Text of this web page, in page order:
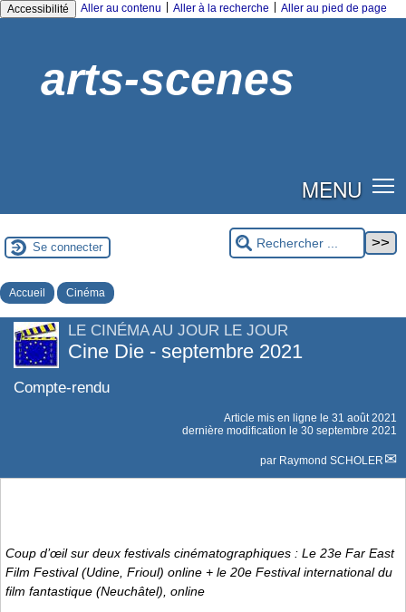
Accessibilité Aller au contenu Aller à la recherche Aller au pied de page
arts-scenes
MENU
Se connecter
Accueil Cinéma
LE CINÉMA AU JOUR LE JOUR
Cine Die - septembre 2021
Compte-rendu
Article mis en ligne le 31 août 2021
dernière modification le 30 septembre 2021
par Raymond SCHOLER
Coup d’œil sur deux festivals cinématographiques : Le 23e Far East
Film Festival (Udine, Frioul) online + le 20e Festival international du
film fantastique (Neuchâtel), online